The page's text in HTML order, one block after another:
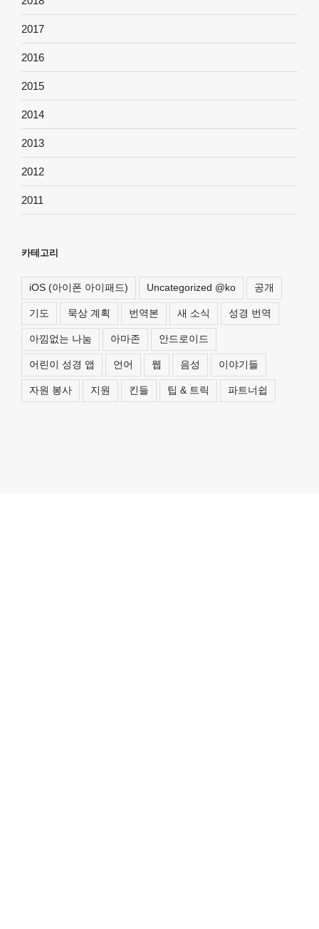
2017
2016
2015
2014
2013
2012
2011
카테고리
iOS (아이폰 아이패드) Uncategorized @ko 공개
기도 묵상 계획 번역본 새 소식 성경 번역
아낌없는 나눔 아마존 안드로이드
어린이 성경 앱 언어 웹 음성 이야기들
자원 봉사 지원 킨들 팁 & 트릭 파트너쉽